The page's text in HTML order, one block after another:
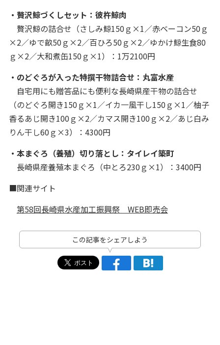
・贅沢鯨づくしセット：彼杵鯨肉
贅沢鯨の詰合せ（さしみ鯨150ｇ×1／赤ベーコン50ｇ
×2／ゆで畝50ｇ×2／百ひろ50ｇ×2／ゆかけ鯨生食80
ｇ×2／大和煮缶150ｇ×1）：1万2100円
・のどぐろが入った特撰干物詰合せ：丸富水産
自宅用にも贈答品にも便利な長崎県産干物の詰合せ
（のどぐろ開き150ｇ×1／イカ一風干し150ｇ×1／柚子
香るあじ開き100ｇ×2／カマス開き100ｇ×2／あじ白み
りん干し60ｇ×3）：4300円
・本まぐろ（養殖）切り落とし：タイレイ築町
長崎県産養殖本まぐろ（中とろ230ｇ×1）：3400円
■関連サイト
第58回長崎県水産加工振興祭 WEB即売会
この記事をシェアしよう